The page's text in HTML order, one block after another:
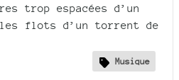
trop espacées d’un
flots d’un torrent de
Musique